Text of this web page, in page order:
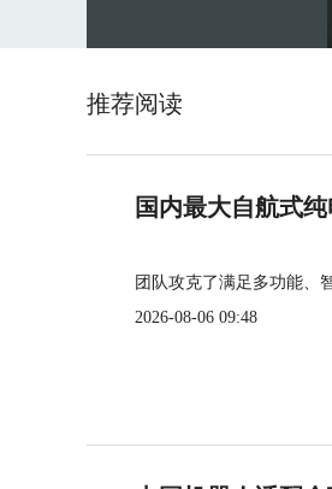
推荐阅读
国内最大自航式
团队攻克了满足多功能、
2026-08-06 09:48